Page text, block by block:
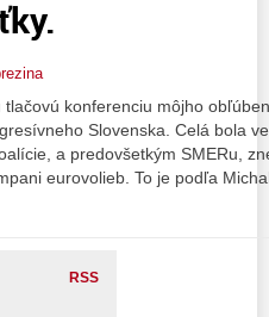
konferenciu môjho
Slovenska. Celá bola
a predovšetkým SMERu,
eurovolieb. To je podľa
RSS